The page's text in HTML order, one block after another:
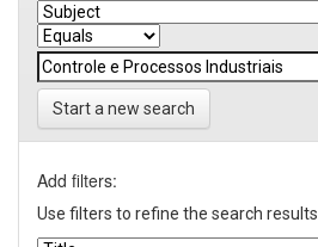
Start a new search
Add filters:
Use filters to refine the search results.